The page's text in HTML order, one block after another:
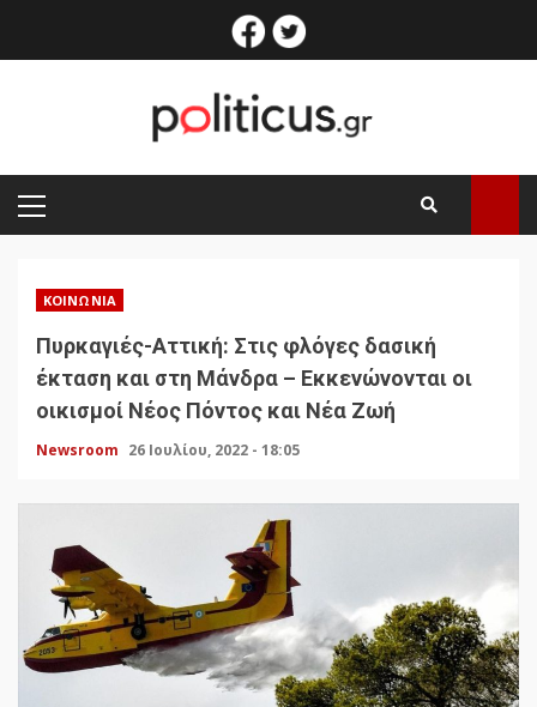
facebook
PRIMARY
MENU
ΚΟΙΝΩΝΊΑ
Πυρκαγιές-Αττική: Στις φλόγες δασική
έκταση και στη Μάνδρα – Εκκενώνονται οι
οικισμοί Νέος Πόντος και Νέα Ζωή
Newsroom 26 Ιουλίου, 2022 - 18:05